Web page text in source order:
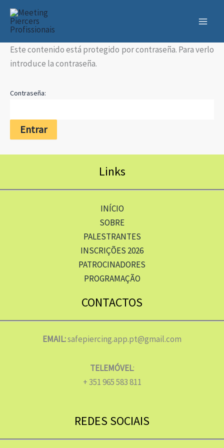
contenido
Este contenido está protegido por contraseña. Para verlo
introduce la contraseña.
Contraseña:
Links
INÍCIO
SOBRE
PALESTRANTES
INSCRIÇÕES 2026
PATROCINADORES
PROGRAMAÇÃO
CONTACTOS
EMAIL:safepiercing.app.pt@gmail.com
TELEMÓVEL:
+ 351 965 583 811
REDES SOCIAIS